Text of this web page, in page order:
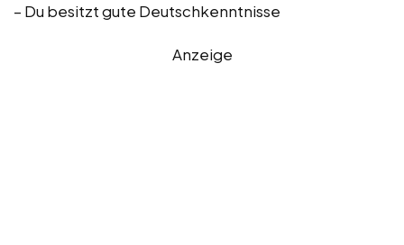
– Du besitzt gute Deutschkenntnisse
Anzeige